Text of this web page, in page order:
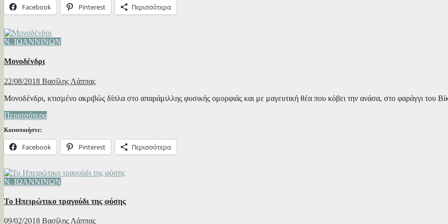
Facebook Pinterest Περισσότερα
Ν. ΙΩΑΝΝΙΝΩΝ
Μονοδένδρι
22/08/2018 Βασίλης Λάππας
Μονοδένδρι, κτισμένο ακριβώς δίπλα στο απαράμιλλης φυσικής ομορφιάς και με μαγευτική θέα που κόβει την ανάσα, στο φαράγγι του
Περισσότερα
Κοινοποιήστε:
Facebook Pinterest Περισσότερα
Ν. ΙΩΑΝΝΙΝΩΝ
Το Ηπειρώτικο τραγούδι της φύσης
09/02/2018 Βασίλης Λάππας